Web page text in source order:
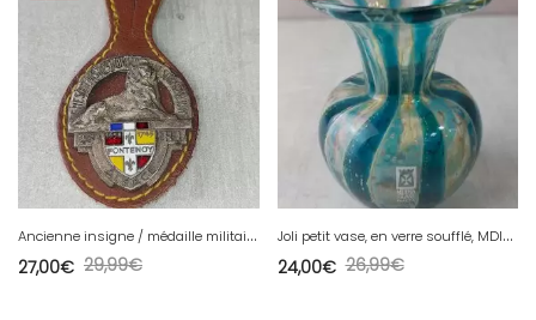
A
ncienne insigne / médaille militaire, 23e régiment d'infanterie Fontenoy, Drago
29,99€
27,00€
J
oli petit vase, en verre soufflé, MDINA Glass, Michael Harris
26,99€
24,00€